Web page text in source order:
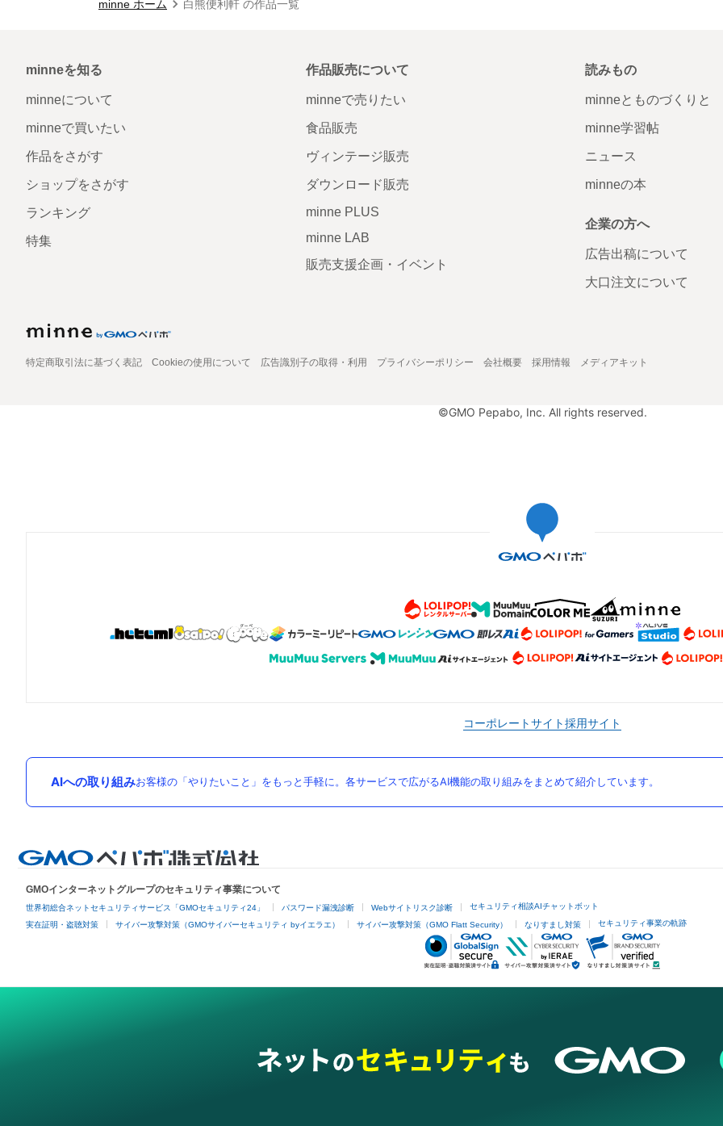
minne ホーム 白熊便利軒 の作品一覧
minneを知る
minneについて
minneで買いたい
作品をさがす
ショップをさがす
ランキング
特集
作品販売について
minneで売りたい
食品販売
ヴィンテージ販売
ダウンロード販売
minne PLUS
minne LAB
販売支援企画・イベント
読みもの
minneとものづくりと
minne学習帖
ニュース
minneの本
企業の方へ
広告出稿について
大口注文について
特定商取引法に基づく表記 Cookieの使用について 広告識別子の取得・利用 プライバシーポリシー 会社概要 採用情報 メディアキット
©GMO Pepabo, Inc. All rights reserved.
コーポレートサイト採用サイト
AIへの取り組みお客様の「やりたいこと」をもっと手軽に。各サービスで広がるAI機能の取り組みをまとめて紹介しています。
GMOインターネットグループのセキュリティ事業について
世界初総合ネットセキュリティサービス「GMOセキュリティ24」 パスワード漏洩診断 Webサイトリスク診断 セキュリティ相談AIチャットボット
実在証明・盗聴対策 サイバー攻撃対策（GMOサイバーセキュリティ byイエラエ） サイバー攻撃対策（GMO Flatt Security） なりすまし対策 セキュリティ事業の軌跡